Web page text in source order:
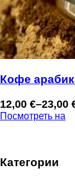
Кофе
12,00 €–23,00
Диапазон
цен:
23,00 €
Посмотреть на
Категории